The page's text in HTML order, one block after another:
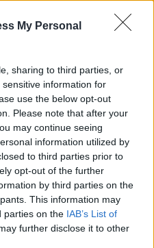
My Personal
sharing to third parties, or
information for
use the below opt-out
Please note that after your
may continue seeing
information utilized by
to third parties prior to
opt-out of the further
by third parties on the
This information may
parties on the IAB’s List of
further disclose it to other
Τα νέα της ημέρας
και στο Instagram